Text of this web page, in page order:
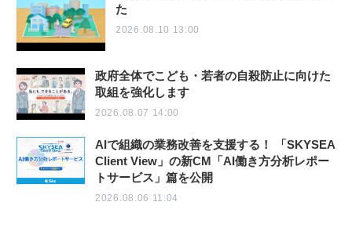
た
2026.08.10 13:00
政府全体でこども・若者の自殺防止に向けた
取組を強化します
2026.08.07 14:00
AIで組織の業務改善を支援する！ 「SKYSEA
Client View」の新CM「AI働き方分析レポー
トサービス」篇を公開
2026.08.06 11:04